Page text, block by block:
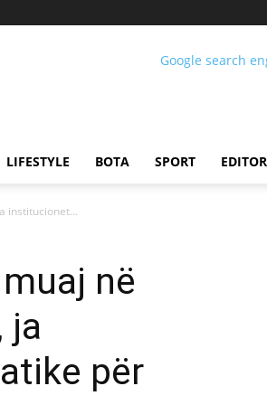
LIFESTYLE BOTA SPORT
institucionet...
në
ja
për